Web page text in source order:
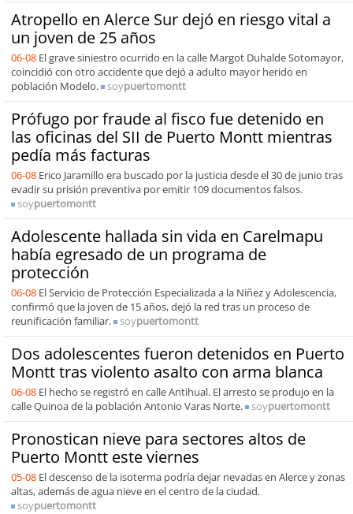
Atropello en Alerce Sur dejó en riesgo vital a
un joven de 25 años
06-08 El grave siniestro ocurrido en la calle Margot Duhalde Sotomayor,
coincidió con otro accidente que dejó a adulto mayor herido en
población Modelo.
soypuertomontt
Prófugo por fraude al fisco fue detenido en
las oficinas del SII de Puerto Montt mientras
pedía más facturas
06-08 Erico Jaramillo era buscado por la justicia desde el 30 de junio tras
evadir su prisión preventiva por emitir 109 documentos falsos.
soypuertomontt
Adolescente hallada sin vida en Carelmapu
había egresado de un programa de
protección
06-08 El Servicio de Protección Especializada a la Niñez y Adolescencia,
confirmó que la joven de 15 años, dejó la red tras un proceso de
reunificación familiar.
soypuertomontt
Dos adolescentes fueron detenidos en Puerto
Montt tras violento asalto con arma blanca
06-08 El hecho se registró en calle Antihual. El arresto se produjo en la
calle Quinoa de la población Antonio Varas Norte.
soypuertomontt
Pronostican nieve para sectores altos de
Puerto Montt este viernes
05-08 El descenso de la isoterma podría dejar nevadas en Alerce y zonas
altas, además de agua nieve en el centro de la ciudad.
soypuertomontt